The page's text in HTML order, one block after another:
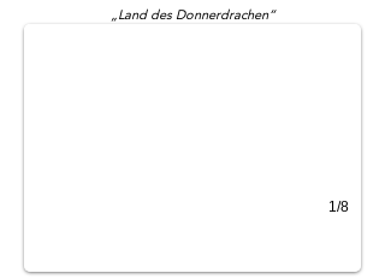
„Land des Donnerdrachen“
1/8